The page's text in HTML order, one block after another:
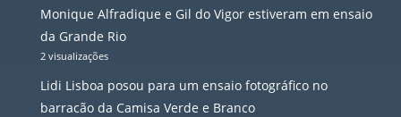
Monique Alfradique e Gil do Vigor estiveram em ensaio
da Grande Rio
2 visualizações
Lidi Lisboa posou para um ensaio fotográfico no
barracão da Camisa Verde e Branco